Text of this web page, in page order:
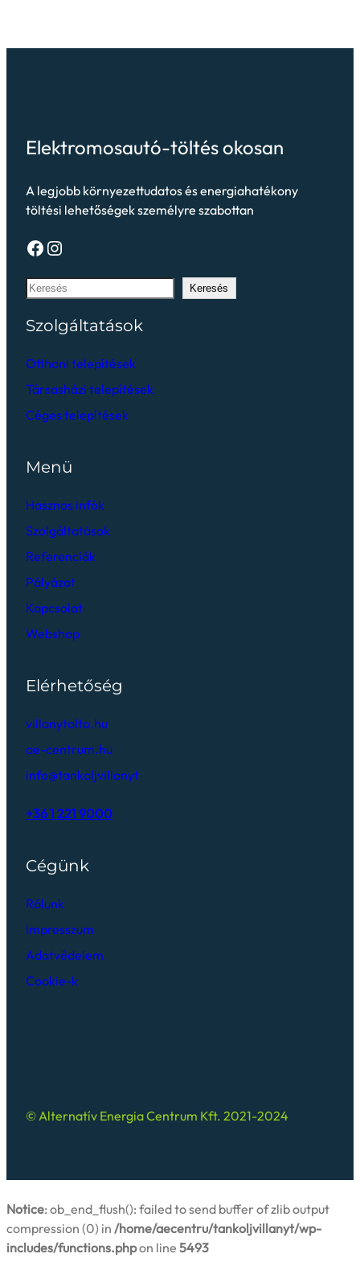
Elektromosautó-töltés okosan
A legjobb környezettudatos és energiahatékony
töltési lehetőségek személyre szabottan
Keresés
Szolgáltatások
Otthoni telepítések
Társasházi telepítések
Céges telepítések
Menü
Hasznos infók
Szolgáltatások
Referenciák
Pályázat
Kapcsolat
Webshop
Elérhetőség
villanytolto.hu
ae-centrum.hu
info@tankoljvillanyt
+36 1 221 9000
Cégünk
Rólunk
Impresszum
Adatvédelem
Cookie-k
© Alternatív Energia Centrum Kft. 2021-2024
Notice: ob_end_flush(): failed to send buffer of zlib output
compression (0) in /home/aecentru/tankoljvillanyt/wp-
includes/functions.phpon line 5493